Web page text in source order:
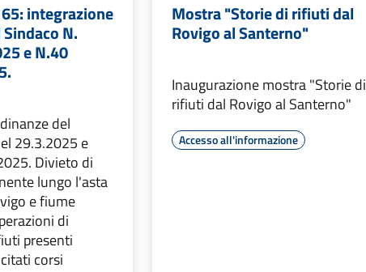
integrazione
N.
e N.40
del
29.3.2025 e
Divieto di
lungo l'asta
e fiume
di
presenti
corsi
Mostra "Storie di rifiuti dal
Rovigo al Santerno"
Inaugurazione mostra "Storie di
rifiuti dal Rovigo al Santerno"
Accesso all'informazione